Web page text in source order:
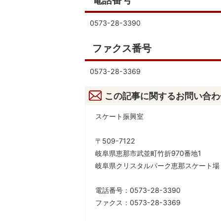
0573-28-3390
ファクス番号
0573-28-3369
この記事に関するお問い合
スケート振興室
〒509-7122
岐阜県恵那市武並町竹折970番地1
岐阜県クリスタルパーク恵那スケート場
電話番号：0573-28-3390
ファクス：0573-28-3369